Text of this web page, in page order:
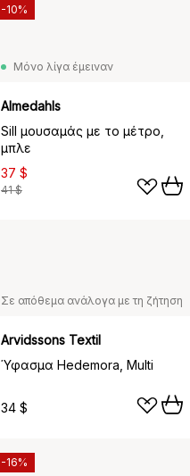
Μόνο λίγα έμειναν
Almedahls
Sill μουσαμάς με το μέτρο,
μπλε
37 $
41 $
-10%
Σε απόθεμα ανάλογα με τη ζήτηση
Arvidssons Textil
Ύφασμα Hedemora, Multi
34 $
-16%